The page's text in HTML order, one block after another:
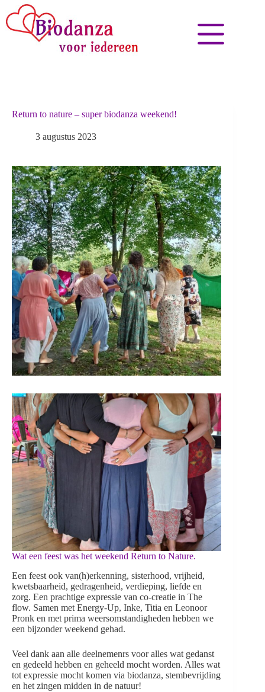
Return to nature – super biodanza weekend!
3 augustus 2023
Wat een feest was het weekend Return to Nature.
Een feest ook van(h)erkenning, sisterhood, vrijheid,
kwetsbaarheid, gedragenheid, verdieping, liefde en
zorg. Een prachtige expressie van co-creatie in The
flow. Samen met Energy-Up, Inke, Titia en Leonoor
Pronk en met prima weersomstandigheden hebben we
een bijzonder weekend gehad.
Veel dank aan alle deelnemenrs voor alles wat gedanst
en gedeeld hebben en geheeld mocht worden. Alles wat
tot expressie mocht komen via biodanza, stembevrijding
en het zingen midden in de natuur!